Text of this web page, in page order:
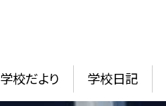
学校だより 学校日記